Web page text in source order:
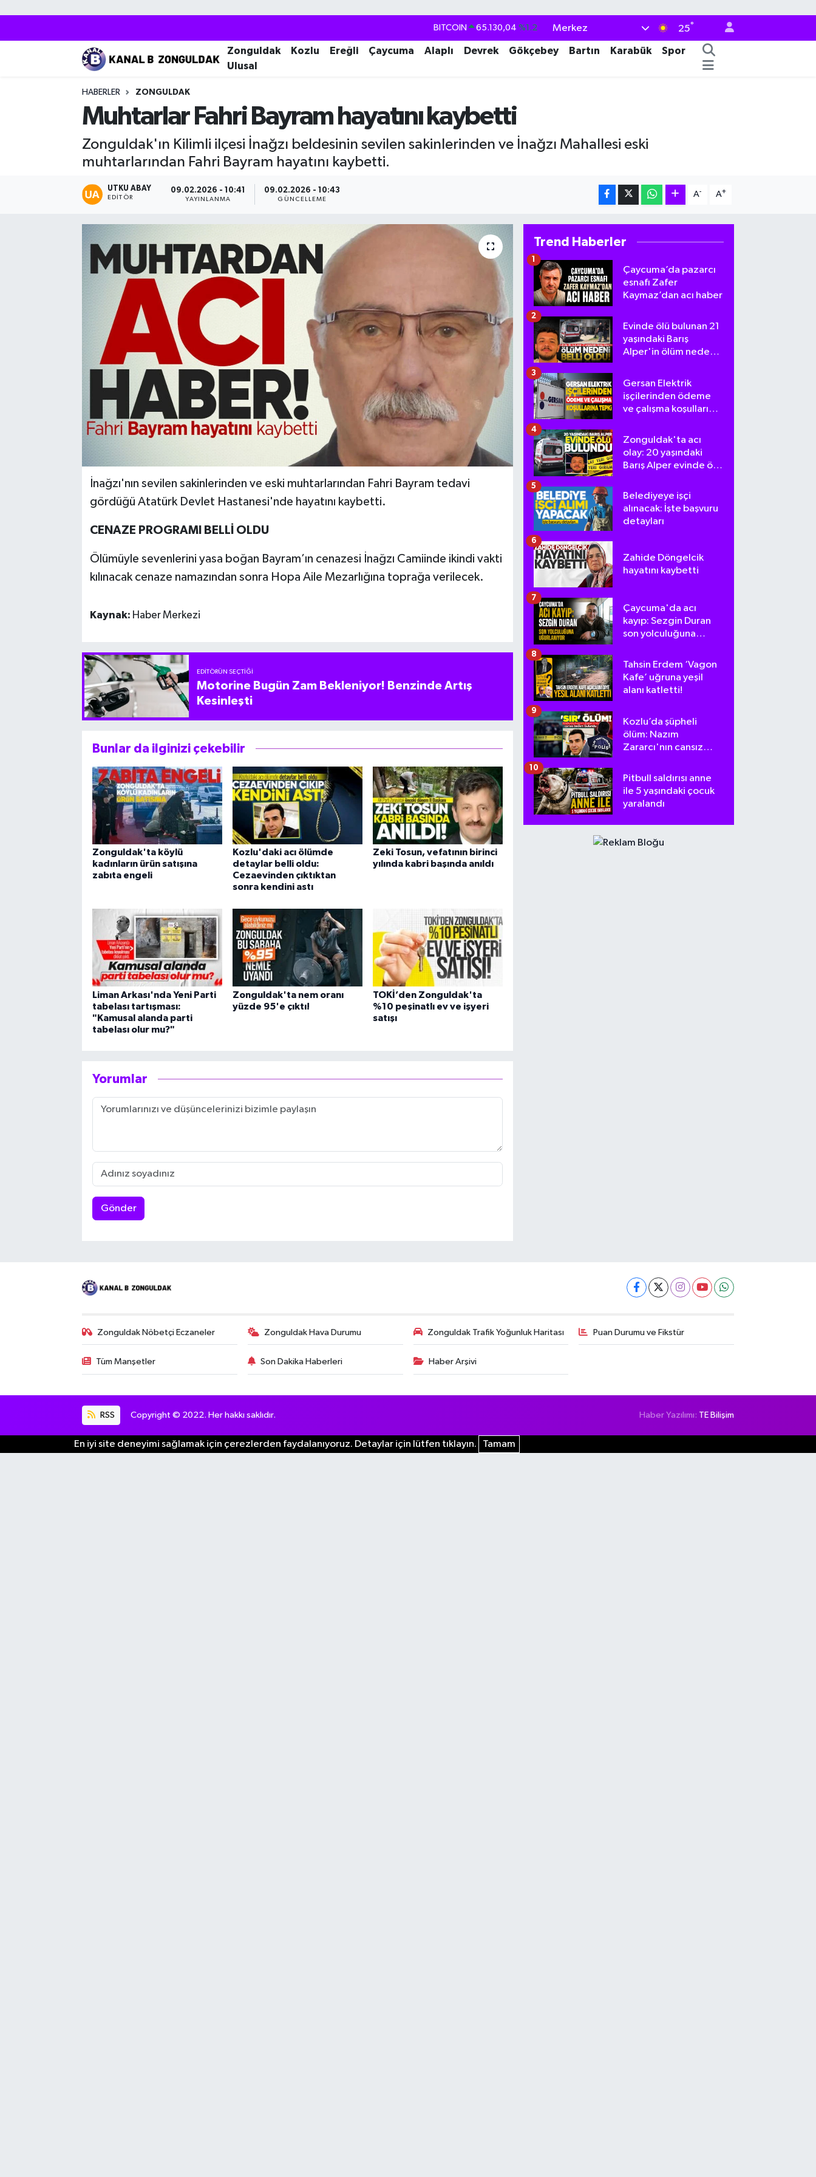
DOLAR 47,7106 %0.17
EURO 55,1652 %0.27
BİST100 13.773
BITCOIN 65.130,04 %1.2
Merkez 25°
Zonguldak Kozlu Ereğli Çaycuma Alaplı Devrek Gökçebey Bartın Karabük
Spor
Ulusal
HABERLER ZONGULDAK
Muhtarlar Fahri Bayram hayatını kaybetti
Zonguldak'ın Kilimli ilçesi İnağzı beldesinin sevilen sakinlerinden ve İnağzı Mahallesi eski
muhtarlarından Fahri Bayram hayatını kaybetti.
UTKU ABAY
EDITÖR
09.02.2026 - 10:41
YAYINLANMA
09.02.2026 - 10:43
GÜNCELLEME
A- A+
İnağzı'nın sevilen sakinlerinden ve eski muhtarlarından Fahri Bayram tedavi
gördüğü Atatürk Devlet Hastanesi'nde hayatını kaybetti.
CENAZE PROGRAMI BELLİ OLDU
Ölümüyle sevenlerini yasa boğan Bayram’ın cenazesi İnağzı Camiinde ikindi vakti
kılınacak cenaze namazından sonra Hopa Aile Mezarlığına toprağa verilecek.
Kaynak: Haber Merkezi
EDITÖRÜN SEÇTIĞI
Motorine Bugün Zam Bekleniyor! Benzinde Artış
Kesinleşti
Bunlar da ilginizi çekebilir
Zonguldak'ta köylü
kadınların ürün satışına
zabıta engeli
Kozlu'daki acı ölümde
detaylar belli oldu:
Cezaevinden çıktıktan
sonra kendini astı
Zeki Tosun, vefatının birinci
yılında kabri başında anıldı
Liman Arkası'nda Yeni Parti
tabelası tartışması:
"Kamusal alanda parti
tabelası olur mu?"
Zonguldak'ta nem oranı
yüzde 95'e çıktı!
TOKİ’den Zonguldak'ta
%10 peşinatlı ev ve işyeri
satışı
Yorumlar
Gönder
Trend Haberler
Çaycuma’da pazarcı
esnafı Zafer
Kaymaz’dan acı haber
1
Evinde ölü bulunan 21
yaşındaki Barış
Alper'in ölüm nedeni
2
Gersan Elektrik
işçilerinden ödeme
ve çalışma koşullarına
3
Zonguldak'ta acı
olay: 20 yaşındaki
Barış Alper evinde ölü
4
Belediyeye işçi
alınacak: İşte başvuru
detayları
5
Zahide Döngelcik
hayatını kaybetti
6
Çaycuma'da acı
kayıp: Sezgin Duran
son yolculuğuna
7
Tahsin Erdem ‘Vagon
Kafe’ uğruna yeşil
alanı katletti!
8
Kozlu’da şüpheli
ölüm: Nazım
Zararcı'nın cansız
9
Pitbull saldırısı anne
ile 5 yaşındaki çocuk
yaralandı
10
Zonguldak Nöbetçi Eczaneler Zonguldak Hava Durumu Zonguldak Trafik Yoğunluk Haritası Puan Durumu ve Fikstür
Tüm Manşetler Son Dakika Haberleri Haber Arşivi
RSS Copyright © 2022. Her hakkı saklıdır. Haber Yazılımı: TE Bilişim
En iyi site deneyimi sağlamak için çerezlerden faydalanıyoruz. Detaylar için lütfen tıklayın. Tamam
Zonguldak Nöbetçi Eczaneler
Zonguldak Trafik Yoğunluk Haritası
Puan Durumu ve Fikstür
Tüm Manşetler
Son Dakika Haberleri